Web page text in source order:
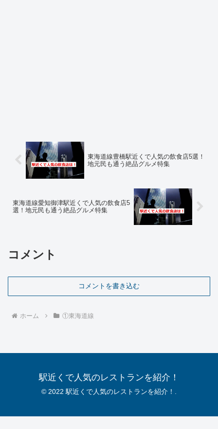
東海道線豊橋駅近くで人気の飲食店5選！
地元民も通う絶品グルメ特集
東海道線愛知御津駅近くで人気の飲食店5
選！地元民も通う絶品グルメ特集
コメント
コメントを書き込む
ホーム ①東海道線
駅近くで人気のレストランを紹介！
© 2022 駅近くで人気のレストランを紹介！.